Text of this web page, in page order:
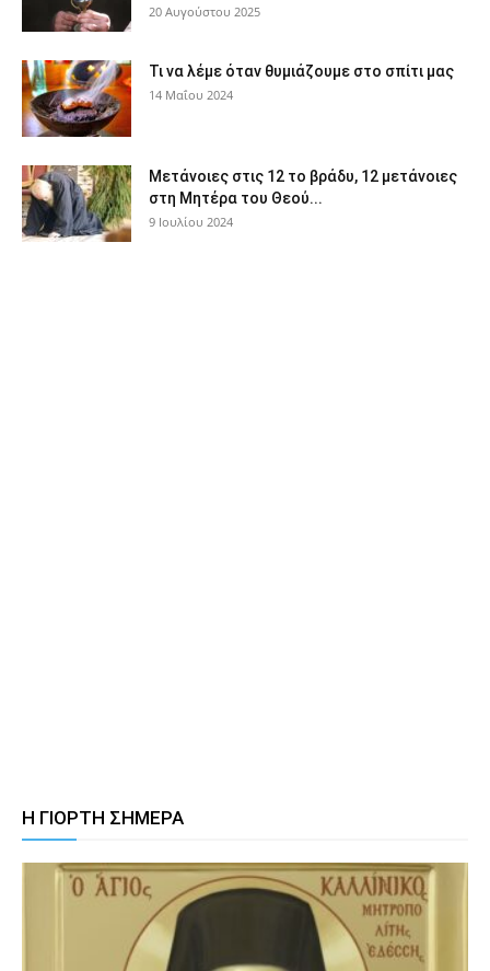
20 Αυγούστου 2025
Τι να λέμε όταν θυμιάζουμε στο σπίτι μας
14 Μαΐου 2024
Μετάνοιες στις 12 το βράδυ, 12 μετάνοιες
στη Μητέρα του Θεού...
9 Ιουλίου 2024
Η ΓΙΟΡΤΗ ΣΗΜΕΡΑ